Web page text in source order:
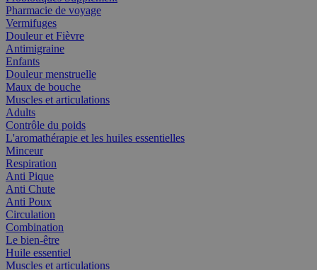
Pharmacie de voyage
Vermifuges
Douleur et Fièvre
Antimigraine
Enfants
Douleur menstruelle
Maux de bouche
Muscles et articulations
Adults
Contrôle du poids
L'aromathérapie et les huiles essentielles
Minceur
Respiration
Anti Pique
Anti Chute
Anti Poux
Circulation
Combination
Le bien-être
Huile essentiel
Muscles et articulations